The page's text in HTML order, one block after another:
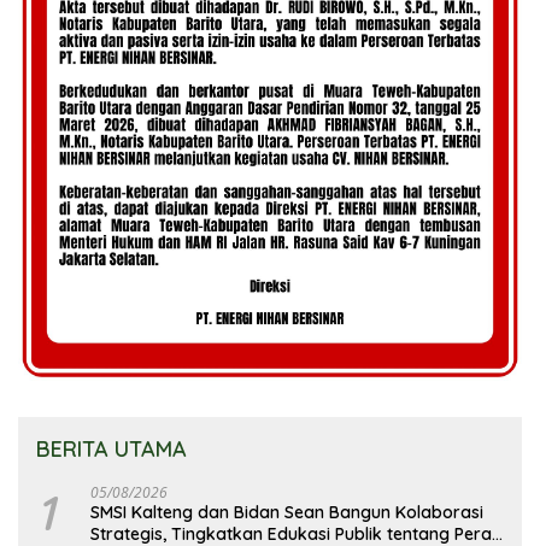
BERITA UTAMA
1 05/08/2026
SMSI Kalteng dan Bidan Sean Bangun Kolaborasi
Strategis, Tingkatkan Edukasi Publik tentang Peran